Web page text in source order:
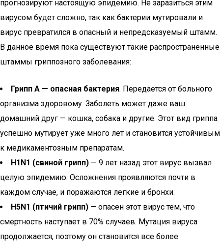
прогнозируют настоящую эпидемию. Не заразиться этим
вирусом будет сложно, так как бактерии мутировали и
вирус превратился в опасный и непредсказуемый штамм.
В данное время пока существуют такие распространенные
штаммы гриппозного заболевания:
Грипп А — опасная бактерия. Передается от больного
организма здоровому. Заболеть может даже ваш
домашний друг — кошка, собака и другие. Этот вид гриппа
успешно мутирует уже много лет и становится устойчивым
к медикаментозным препаратам.
H1N1 (свиной грипп) — 9 лет назад этот вирус вызвал
целую эпидемию. Осложнения проявляются почти в
каждом случае, и поражаются легкие и бронхи.
H5N1 (птичий грипп) — опасен этот вирус тем, что
смертность наступает в 70% случаев. Мутация вируса
продолжается, поэтому он становится все более